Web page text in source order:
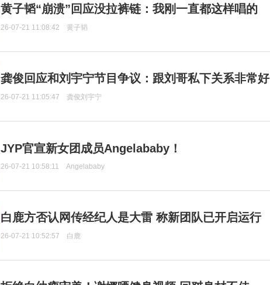
黄子韬“崩溃”回应没拉裤链：我刚一直都这样唱的
26-07-21 11:08:42 黄子韬
龚俊回应和刘宇宁节目争议：跟刘哥私下关系非常好
26-07-21 11:05:47 龚俊刘宇宁
JYP官宣新女团成员Angelababy！
26-07-21 10:58:11 Angelababy
白鹿方否认网传经纪人是大雷 称新团队已开启运行
26-07-21 10:52:57 白鹿